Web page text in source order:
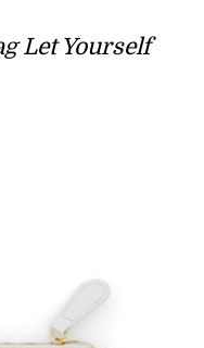
Let Yourself